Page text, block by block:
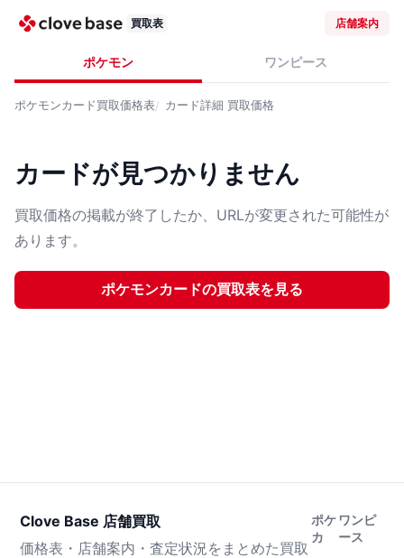
買取表 店舗案内
ポケモン ワンピース
ポケモンカード買取価格表 カード詳細 買取価格
カードが見つかりません
買取価格の掲載が終了したか、URLが変更された可能性が
あります。
ポケモンカードの買取表を見る
Clove Base 店舗買取
価格表・店舗案内・査定状況をまとめた買取
ポケ
カ
ワンピ
ース